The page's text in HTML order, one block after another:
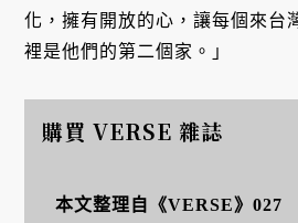
化，擁有開放的心，讓每個來台
裡是他們的第二個家。」
購買 VERSE 雜誌
本文整理自《VERSE》027